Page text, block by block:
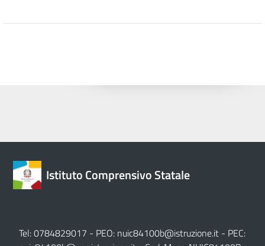
Istituto Comprensivo Statale
Tel: 0784829017 - PEO: nuic84100b@istruzione.it - PEC: